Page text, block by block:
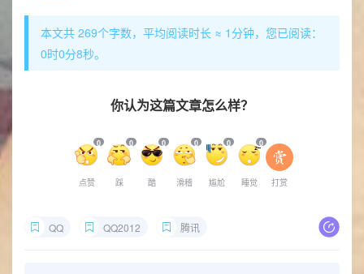
本文共 269个字数，平均阅读时长 ≈ 1分钟，您已阅读：
0时0分9秒。
你认为这篇文章怎么样？
0
点赞
0
踩
0
酷
0
滑稽
0
尴尬
0
睡觉 打赏
QQ QQ2012 腾讯